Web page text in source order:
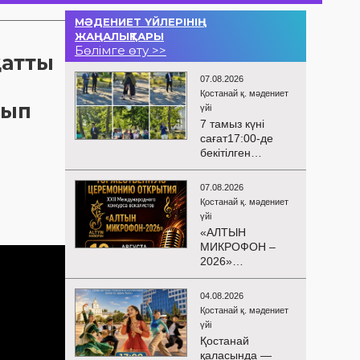
МӘДЕНИЕТ ҮЙЛЕРІНІҢ
ЖАҢАЛЫҚТАРЫ
Бөлімге өту >>
07.08.2026
Қостанай қ. мәдениет
үйі
7 тамыз күні
сағат17:00-де
бекітілген
жоспарға және
KPI
көрсеткіштерін
орындау аясында
«Таза Қазақстан»
экологиялық
акциясына
арналған көшпелі
концерт
Меңдіқара
ауданының
Красная Пресня
ауылында
өткізілді
07.08.2026
Қостанай қ. мәдениет
үйі
«АЛТЫН
МИКРОФОН –
2026»
БАЙҚАУЫНЫҢ
САЛТАНАТТЫ
АШЫЛУЫ
Сіздерді
вокалистердің
«Алтын
04.08.2026
Қостанай қ. мәдениет
үйі
Қостанай
қаласында —